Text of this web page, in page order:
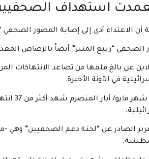
استهداف
أن الاعتداء أدى إلى إصابة المصور الصحفي
الصحفي “ربيع المنير” أيضاً بالرصاص
عن بالغ قلقها من تصاعد الانتهاكات
في الآونة الأخيرة.
الصادر عن “لجنة دعم الصحفيين” وهي -